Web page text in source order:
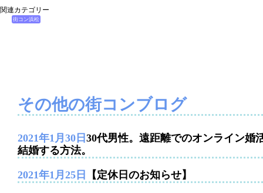
関連カテゴリー
街コン浜松
その他の街コンブログ
2021年1月30日 30代男性。遠距離でのオンライン婚
結婚する方法。
2021年1月25日 【定休日のお知らせ】